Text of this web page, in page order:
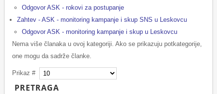
Odgovor ASK - rokovi za postupanje
Zahtev - ASK - monitoring kampanje i skup SNS u Leskovcu
Odgovor ASK - monitoring kampanje i skup u Leskovcu
Nema više članaka u ovoj kategoriji. Ako se prikazuju potkategorije,
one mogu da sadrže članke.
Prikaz #
PRETRAGA